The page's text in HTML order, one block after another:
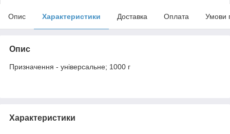
Опис Характеристики Доставка Оплата Умови
Опис
Призначення - універсальне; 1000 г
Характеристики